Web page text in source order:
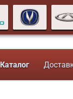
Каталог